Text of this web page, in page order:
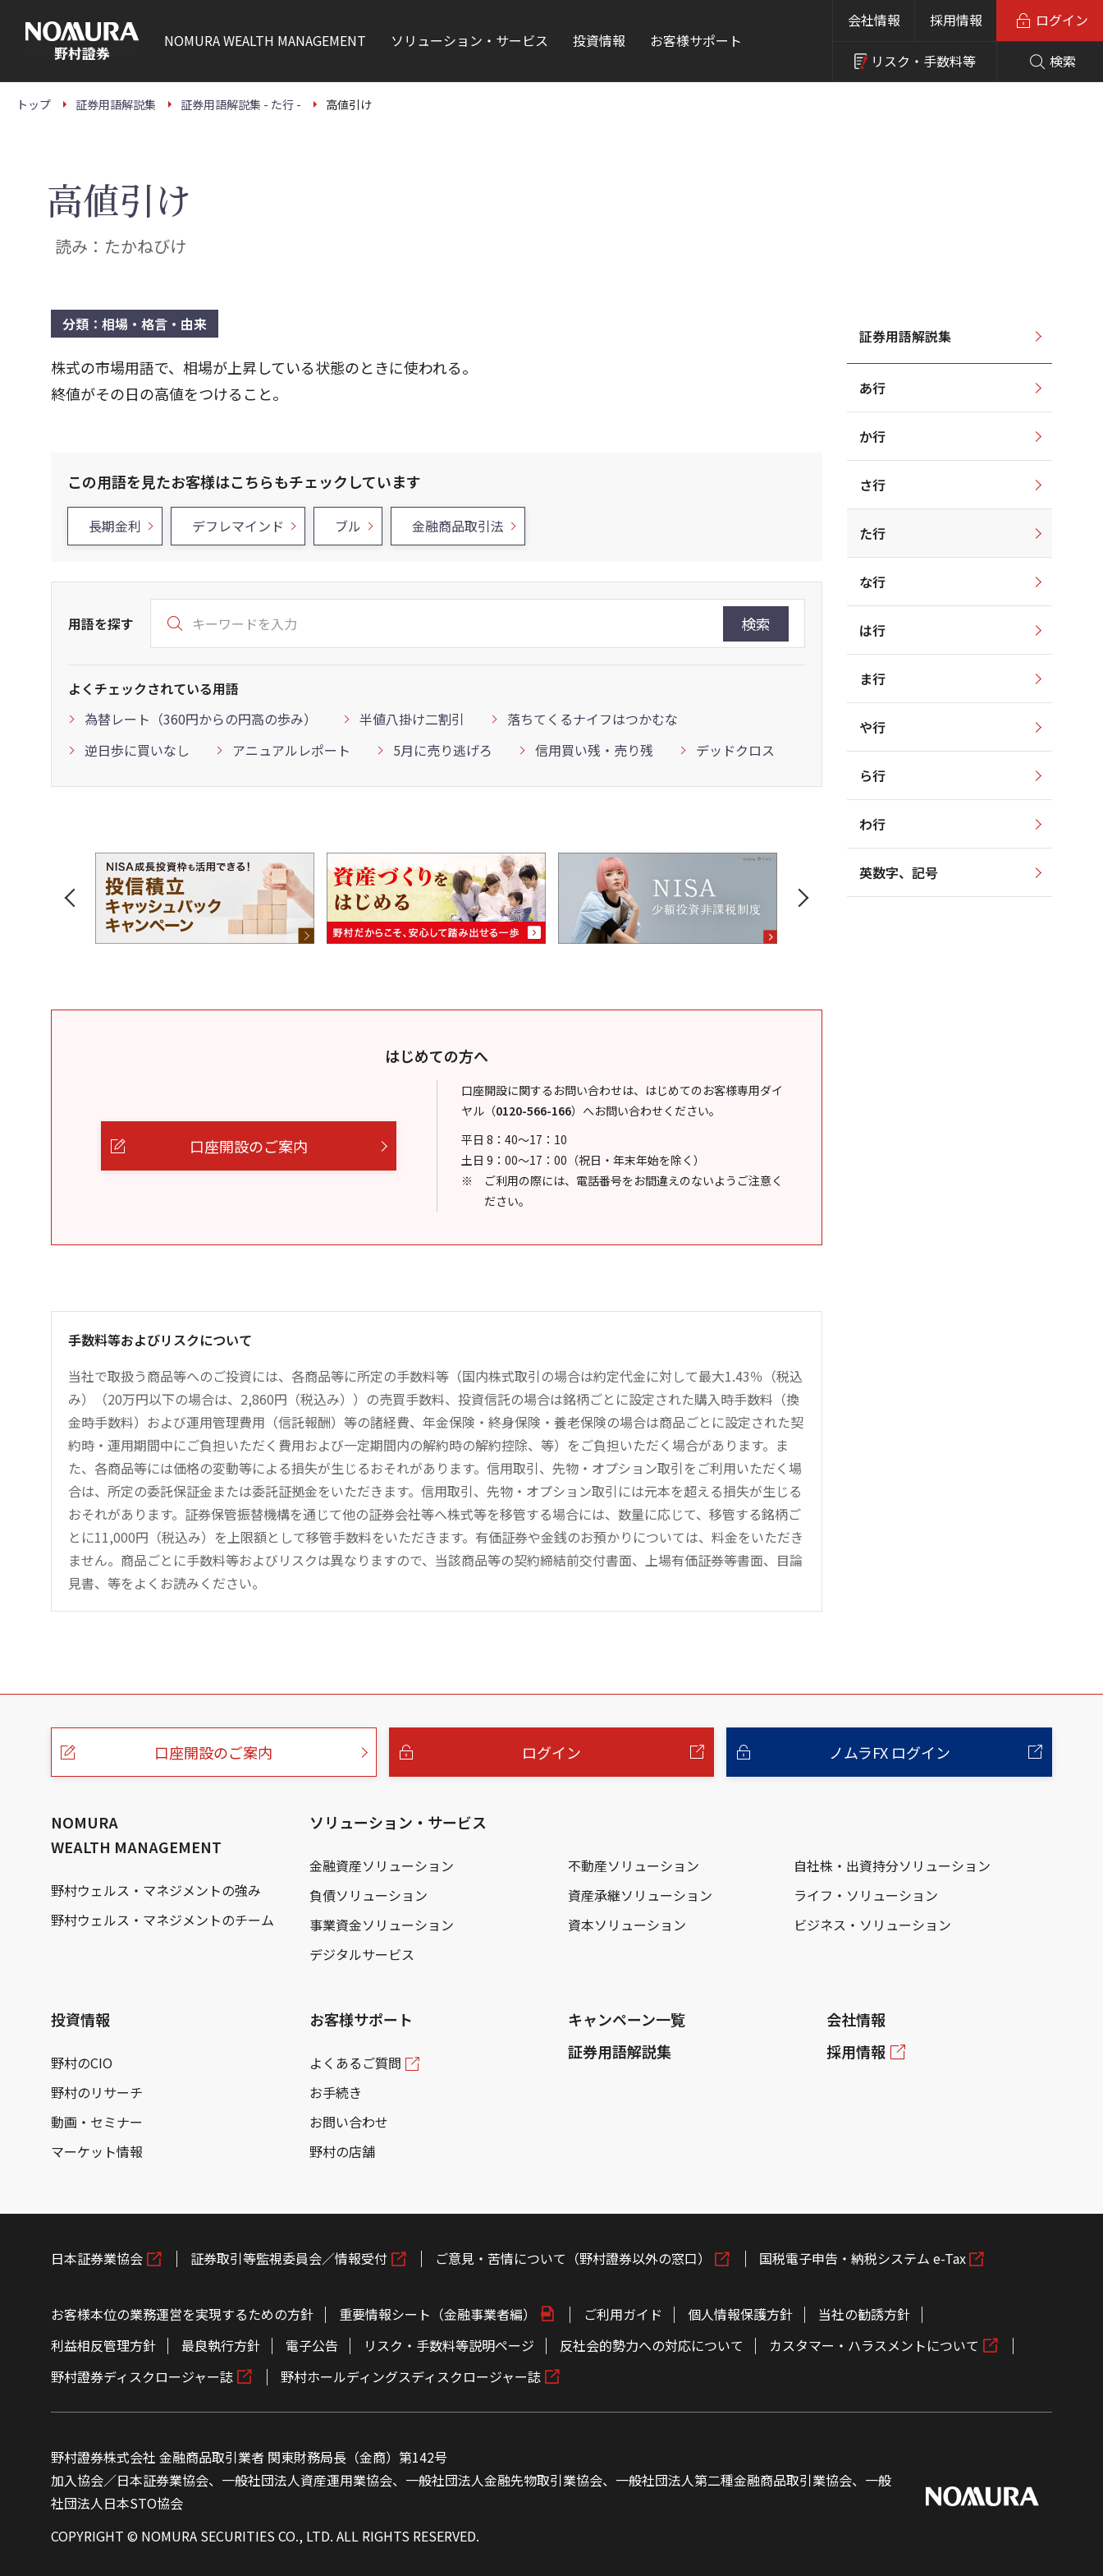
本
NOMURAWEALTH MANAGEMENT ソリューション・サービス 投資情報 お客様サポート
会社情報 採用情報
リスク・ 手数料等 検索
ログイン
トップ 証券用語解説集 証券用語解説集 - た行 - 高値引け
高値引け
読み：たかねびけ
分類：相場・格言・由来
株式の市場用語で、相場が上昇している状態のときに使われる。
終値がその日の高値をつけること。
この用語を見たお客様はこちらもチェックしています
長期金利 デフレマインド ブル 金融商品取引法
用語を探す 検索
よくチェックされている用語
為替レート（360円からの円高の歩み）
半値八掛け二割引
落ちてくるナイフはつかむな
逆日歩に買いなし
アニュアルレポート 5月に売り逃げろ 信用買い残・売り残 デッドクロス
はじめての方へ
口座開設のご案内
口座開設に関するお問い合わせは、はじめてのお客様専用ダイ
ヤル （0120-566-166） へお問い合わせください。
平日 8：40～17：10
土日 9：00～17：00（祝日・年末年始を除く）
ご利用の際には、電話番号をお間違えのないようご注意く
ださい。
手数料等およびリスクについて
当社で取扱う商品等へのご投資には、各商品等に所定の手数料等（国内株式取引の場合は約定代金に対して最大1.43％（税込
み）（20万円以下の場合は、2,860円（税込み））の売買手数料、投資信託の場合は銘柄ごとに設定された購入時手数料（換
金時手数料）および運用管理費用（信託報酬）等の諸経費、年金保険・終身保険・養老保険の場合は商品ごとに設定された契
約時・運用期間中にご負担いただく費用および一定期間内の解約時の解約控除、等）をご負担いただく場合があります。ま
た、各商品等には価格の変動等による損失が生じるおそれがあります。信用取引、先物・オプション取引をご利用いただく場
合は、所定の委託保証金または委託証拠金をいただきます。信用取引、先物・オプション取引には元本を超える損失が生じる
おそれがあります。証券保管振替機構を通じて他の証券会社等へ株式等を移管する場合には、数量に応じて、移管する銘柄ご
とに11,000円（税込み）を上限額として移管手数料をいただきます。有価証券や金銭のお預かりについては、料金をいただき
ません。商品ごとに手数料等およびリスクは異なりますので、当該商品等の契約締結前交付書面、上場有価証券等書面、目論
見書、等をよくお読みください。
証券用語解説集
あ行
か行
さ行
た行
な行
は行
ま行
や行
ら行
わ行
英数字、記号
こ
口座開設のご案内 ログイン ノムラFX ログイン
NOMURA
WEALTH MANAGEMENT
野村ウェルス・マネジメントの強み
野村ウェルス・マネジメントのチーム
ソリューション・サービス
金融資産ソリューション 不動産ソリューション
自社株・出資持分ソリューション
負債ソリューション
資産承継ソリューション
ライフ・ソリューション
事業資金ソリューション
資本ソリューション
ビジネス・ソリューション
デジタルサービス
投資情報
野村のCIO
野村のリサーチ
動画・セミナー
マーケット情報
お客様サポート
よくあるご質問
お手続き
お問い合わせ
野村の店舗
キャンペーン一覧
証券用語解説集
会社情報
採用情報
日本証券業協会 証券取引等監視委員会／情報受付 ご意見・苦情について（野村證券以外の窓口） 国税電子申告・納税システム e-Tax
お客様本位の業務運営を実現するための方針 重要情報シート（金融事業者編） ご利用ガイド 個人情報保護方針
当社の勧誘方針
利益相反管理方針
最良執行方針 電子公告 リスク・手数料等説明ページ 反社会的勢力への対応について
カスタマー・ハラスメントについて
野村證券ディスクロージャー誌
野村ホールディングスディスクロージャー誌
野村證券株式会社 金融商品取引業者 関東財務局長（金商）第142号
加入協会／日本証券業協会、一般社団法人資産運用業協会、一般社団法人金融先物取引業協会、一般社団法人第二種金融商品取引業協会、一般
社団法人日本STO協会
COPYRIGHT © NOMURA SECURITIES CO., LTD. ALL RIGHTS RESERVED.